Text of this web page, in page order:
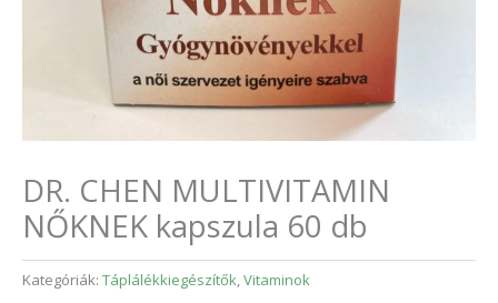
DR. CHEN MULTIVITAMIN
NŐKNEK kapszula 60 db
Kategóriák: Táplálékkiegészítők,Vitaminok